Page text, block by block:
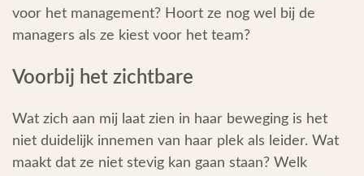
voor het management? Hoort ze nog wel bij de
managers als ze kiest voor het team?
Voorbij het zichtbare
Wat zich aan mij laat zien in haar beweging is het
niet duidelijk innemen van haar plek als leider. Wat
maakt dat ze niet stevig kan gaan staan? Welk